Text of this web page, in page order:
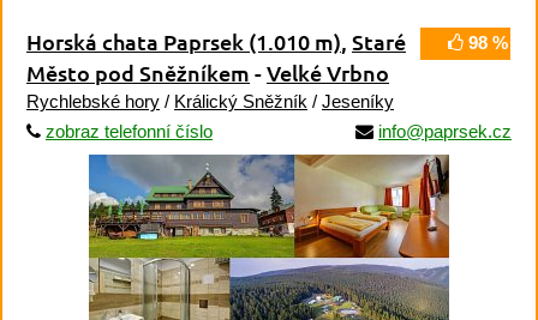
98 %
Horská chata Paprsek (1.010 m), Staré
Město pod Sněžníkem -Velké Vrbno
Rychlebské hory / Králický Sněžník / Jeseníky
zobraz telefonní číslo
info@paprsek.cz